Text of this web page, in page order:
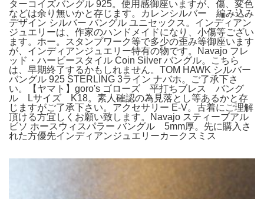
ターコイズバングル 925。使用感御座いますが、傷、変色
などは余り無いかと存じます。カレンシルバー 編み込み
デザイン シルバー バングル ユニセックス。インディアン
ジュエリーは、作家のハンドメイドになり、小傷等ござい
ます。ホー。スタンプワーク等で多少の歪み等御座います
が、インディアンジュエリー特有の物です。Navajo フレ
ッド・ハービースタイル Coin Silver バングル。こちら
は、早期終了するかもしれません。TOM HAWK シルバー
バングル 925 STERLING 3ライン ナバホ。ご了承下さ
い。【ヤマト】goro's ゴローズ 平打ちブレス バング
ル Lサイズ K18。素人確認の為見落とし等あるかと存
じますがご了承下さい。アクセサリー E-V。古着にご理解
頂ける方宜しくお願い致します。Navajo スティーブアル
ビソ ホースウィスパラー バングル 5mm厚。先に購入さ
れた方優先インディアンジュエリーカークスミス